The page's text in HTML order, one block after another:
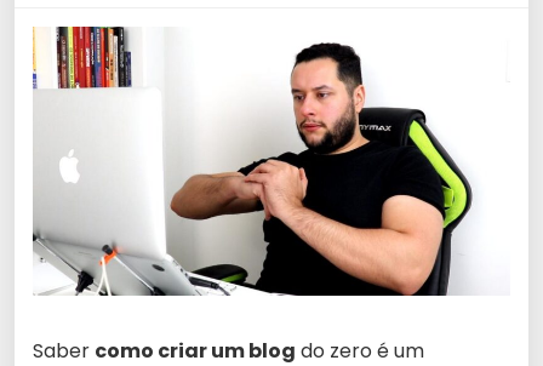
Saber como criar um blog do zero é um